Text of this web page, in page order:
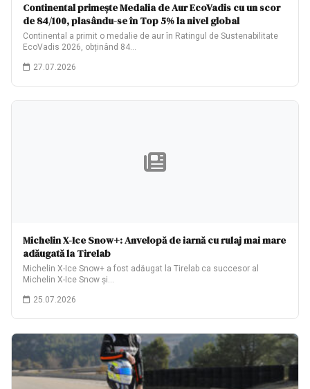
Continental primește Medalia de Aur EcoVadis cu un scor
de 84/100, plasându-se în Top 5% la nivel global
Continental a primit o medalie de aur în Ratingul de Sustenabilitate
EcoVadis 2026, obținând 84…
27.07.2026
Michelin X-Ice Snow+: Anvelopă de iarnă cu rulaj mai mare
adăugată la Tirelab
Michelin X-Ice Snow+ a fost adăugat la Tirelab ca succesor al
Michelin X-Ice Snow și…
25.07.2026